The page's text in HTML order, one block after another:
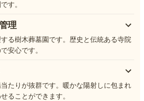
す。
理
る樹木葬墓園です。歴史と伝統ある寺院
安心です。
たりが抜群です。暖かな陽射しに包まれ
ることができます。